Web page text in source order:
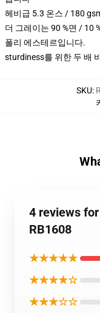
헤비급 5.3 온스 / 180
더 그레이는 90 %면 / 10
폴리 에스테르입니다.
sturdiness를 위한 두 배
SKU:
4 reviews
RB1608
★★★★★
★★★★☆
★★★☆☆